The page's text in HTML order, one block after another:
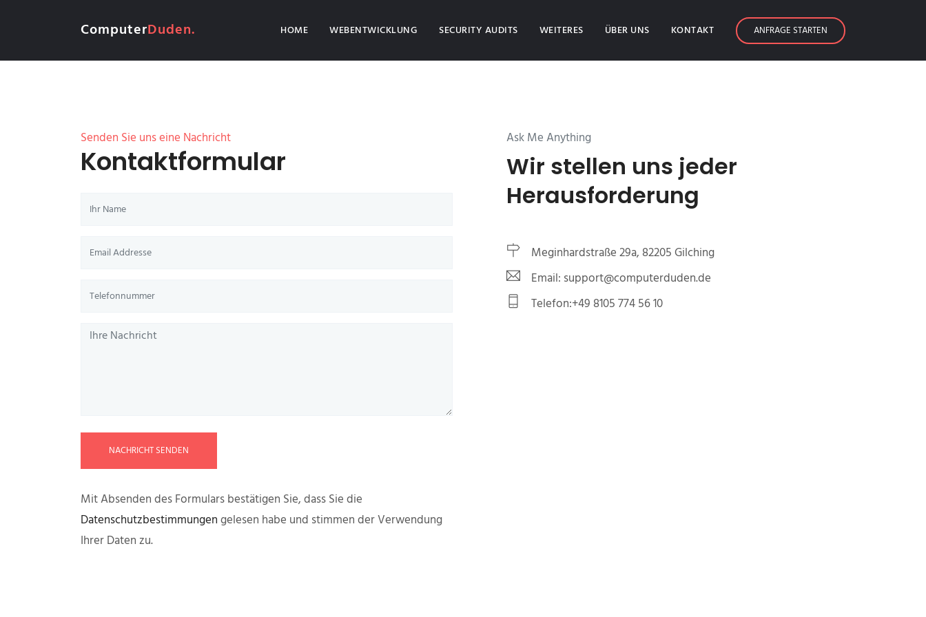
ComputerDuden. HOME(CURRENT)
WEBENTWICKLUNG SECURITY AUDITS WEITERES ÜBER UNS KONTAKT ANFRAGE STARTEN
Senden Sie uns eine Nachricht
Kontaktformular
NACHRICHT SENDEN
Mit Absenden des Formulars bestätigen Sie, dass Sie die
Datenschutzbestimmungengelesen habe und stimmen der Verwendung
Ihrer Daten zu.
Ask Me Anything
Wir stellen uns jeder
Herausforderung
Meginhardstraße 29a, 82205 Gilching
Email: support@computerduden.de
Telefon:+49 8105 774 56 10